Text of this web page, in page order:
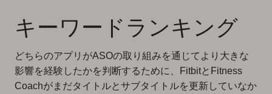
キーワードランキング
どちらのアプリがASOの取り組みを通じてより大きな
影響を経験したかを判断するために、FitbitとFitness
Coachがまだタイトルとサブタイトルを更新していなか